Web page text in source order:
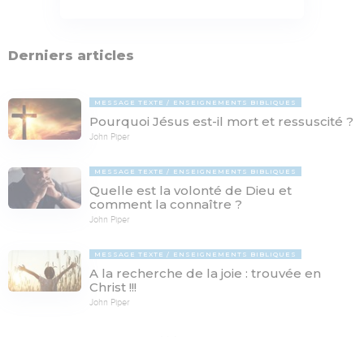
Derniers articles
MESSAGE TEXTE ENSEIGNEMENTS BIBLIQUES
Pourquoi Jésus est-il mort et ressuscité ?
John Piper
MESSAGE TEXTE ENSEIGNEMENTS BIBLIQUES
Quelle est la volonté de Dieu et
comment la connaître ?
John Piper
MESSAGE TEXTE ENSEIGNEMENTS BIBLIQUES
A la recherche de la joie : trouvée en
Christ !!!
John Piper